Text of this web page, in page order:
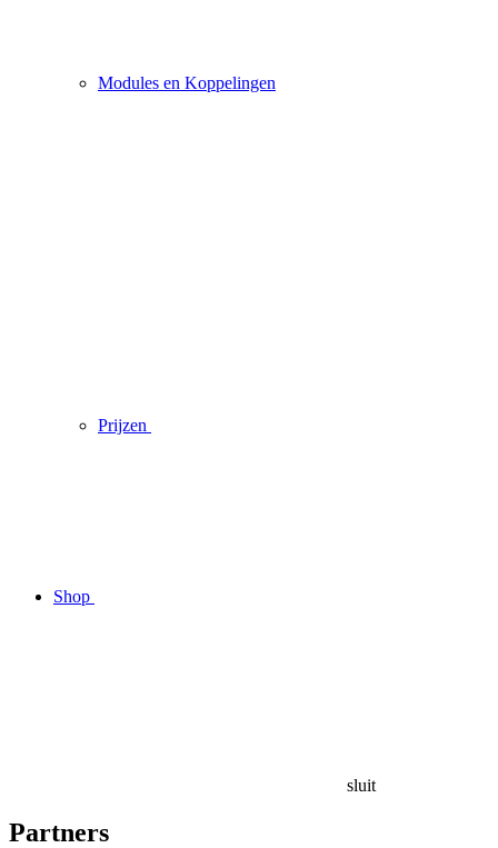
Modules en Koppelingen
Prijzen
Shop
sluit
Partners